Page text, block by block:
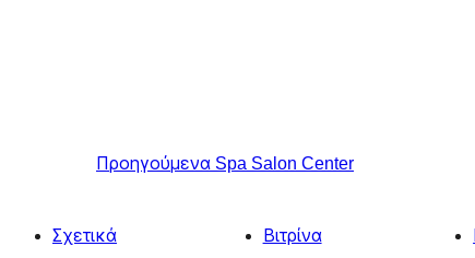
Προηγούμενα Spa Salon Center
Σχετικά Βιτρίνα